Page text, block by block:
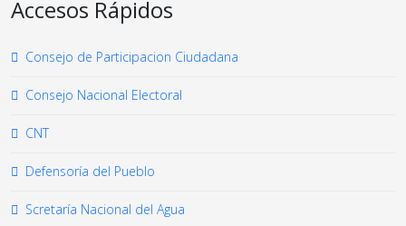
Accesos Rápidos
Consejo de Participacion Ciudadana
Consejo Nacional Electoral
CNT
Defensoría del Pueblo
Scretaría Nacional del Agua